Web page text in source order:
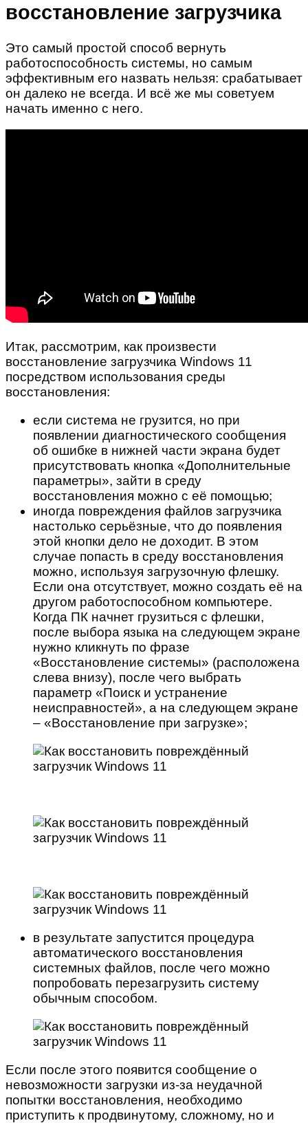
восстановление загрузчика
Это самый простой способ вернуть
работоспособность системы, но самым
эффективным его назвать нельзя: срабатывает
он далеко не всегда. И всё же мы советуем
начать именно с него.
Итак, рассмотрим, как произвести
восстановление загрузчика Windows 11
посредством использования среды
восстановления:
если система не грузится, но при
появлении диагностического сообщения
об ошибке в нижней части экрана будет
присутствовать кнопка «Дополнительные
параметры», зайти в среду
восстановления можно с её помощью;
иногда повреждения файлов загрузчика
настолько серьёзные, что до появления
этой кнопки дело не доходит. В этом
случае попасть в среду восстановления
можно, используя загрузочную флешку.
Если она отсутствует, можно создать её на
другом работоспособном компьютере.
Когда ПК начнет грузиться с флешки,
после выбора языка на следующем экране
нужно кликнуть по фразе
«Восстановление системы» (расположена
слева внизу), после чего выбрать
параметр «Поиск и устранение
неисправностей», а на следующем экране
– «Восстановление при загрузке»;
в результате запустится процедура
автоматического восстановления
системных файлов, после чего можно
попробовать перезагрузить систему
обычным способом.
Если после этого появится сообщение о
невозможности загрузки из-за неудачной
попытки восстановления, необходимо
приступить к продвинутому, сложному, но и